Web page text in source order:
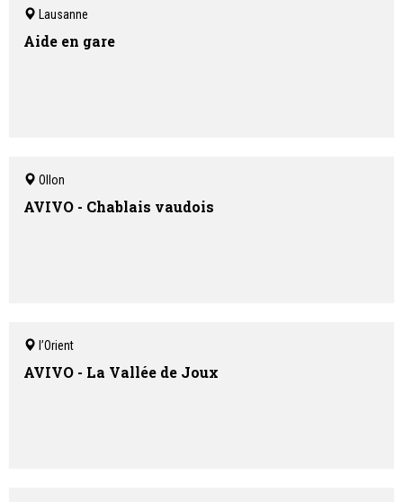
Lausanne
Aide en gare
Ollon
AVIVO - Chablais vaudois
l’Orient
AVIVO - La Vallée de Joux